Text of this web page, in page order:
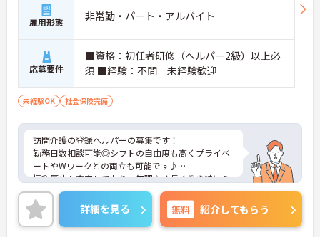
雇用形態 非常勤・パート・アルバイト
応募要件
■資格：初任者研修（ヘルパー2級）以上必
須 ■経験：不問 未経験歓迎
未経験OK 社会保険完備
訪問介護の登録ヘルパーの募集です！
勤務日数相談可能◎シフトの自由度も高くプライベ
ートやWワークとの両立も可能です♪
福利厚生も充実しており、無理なく長く働き続けら
れる職場です。
ご興味のある方には、面接対策ポイントなどさらに
詳細をお話いたしますので、お気軽にご相談くださ
い。
詳細を見る 無料 紹介してもらう